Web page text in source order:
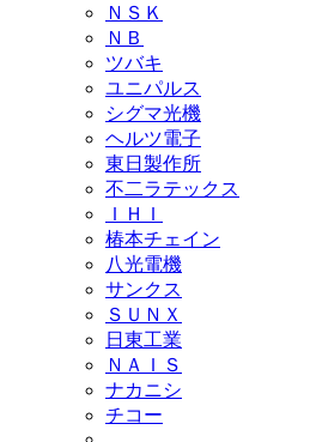
ＮＳＫ
ＮＢ
ツバキ
ユニパルス
シグマ光機
ヘルツ電子
東日製作所
不二ラテックス
ＩＨＩ
椿本チェイン
八光電機
サンクス
ＳＵＮＸ
日東工業
ＮＡＩＳ
ナカニシ
チコー